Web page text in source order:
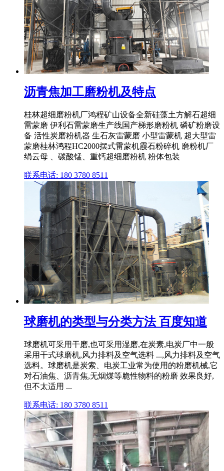
沥青焦加工磨粉机及特点
桂林超细磨粉机厂鸿程矿山设备全新硅藻土方解石超细
雷蒙磨 伊利石雷蒙磨生产线国产梯形磨粉机 磷矿粉磨设
备 活性炭磨粉机器 生石灰雷蒙磨 小型雷蒙机 超大型雷
蒙磨桂林鸿程HC2000摆式雷蒙机霞石粉碎机 磨粉机厂
绢云母 、碳酸锰、重钙超细磨粉机 粉体包装
联系电话: 180 3780 8511
球磨机的类型与分类方法 百度知道
球磨机可采用干磨,也可采用湿磨,在炭素,电炭厂中一般
采用干式球磨机,风力排料及空气选料 ...,风力排料及空气
选料。球磨机是炭索、电炭工业常为使用的粉磨机械,它
对石油焦、沥青焦,无烟煤等脆性物料的粉磨 效果良好,
但不太适用 ...
联系电话: 180 3780 8511